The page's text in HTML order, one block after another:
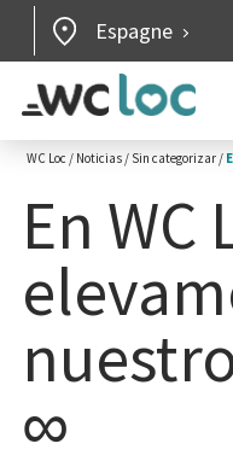
Espagne
WC Loc / Noticias / Sin categorizar /
En WC
∞